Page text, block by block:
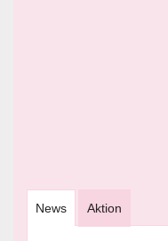
News Aktion